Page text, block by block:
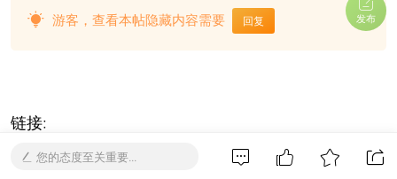
游客，查看本帖隐藏内容需要 回复
链接:
您的态度至关重要...
发布